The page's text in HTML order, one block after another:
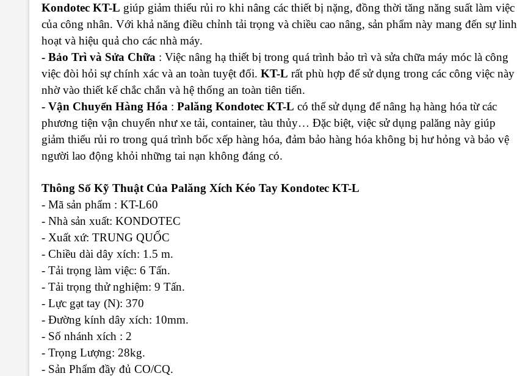
Kondotec KT-L giúp giảm thiểu rủi ro khi nâng các thiết bị nặng, đồng thời tăng năng suất làm việc
của công nhân. Với khả năng điều chỉnh tải trọng và chiều cao nâng, sản phẩm này mang đến sự linh
hoạt và hiệu quả cho các nhà máy.
- Bảo Trì và Sửa Chữa : Việc nâng hạ thiết bị trong quá trình bảo trì và sửa chữa máy móc là công
việc đòi hỏi sự chính xác và an toàn tuyệt đối. KT-L rất phù hợp để sử dụng trong các công việc này
nhờ vào thiết kế chắc chắn và hệ thống an toàn tiên tiến.
- Vận Chuyển Hàng Hóa : Palăng Kondotec KT-L có thể sử dụng để nâng hạ hàng hóa từ các
phương tiện vận chuyển như xe tải, container, tàu thủy… Đặc biệt, việc sử dụng palăng này giúp
giảm thiểu rủi ro trong quá trình bốc xếp hàng hóa, đảm bảo hàng hóa không bị hư hỏng và bảo vệ
người lao động khỏi những tai nạn không đáng có.
Thông Số Kỹ Thuật Của Palăng Xích Kéo Tay Kondotec KT-L
- Mã sản phẩm : KT-L60
- Nhà sản xuất: KONDOTEC
- Xuất xứ: TRUNG QUỐC
- Chiều dài dây xích: 1.5 m.
- Tải trọng làm việc: 6 Tấn.
- Tải trọng thử nghiệm: 9 Tấn.
- Lực gạt tay (N): 370
- Đường kính dây xích: 10mm.
- Số nhánh xích : 2
- Trọng Lượng: 28kg.
- Sản Phẩm đầy đủ CO/CQ.